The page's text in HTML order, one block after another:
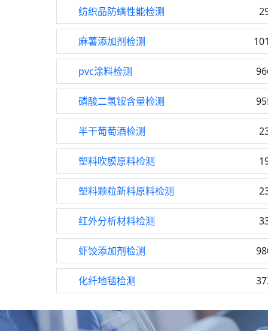
纺织品防螨性能检测
麻薯添加剂检测
pvc涂料检测
磷酸二氢铵含量检测
半干葡萄酒检测
塑料吹膜原料检测
塑料颗粒新料原料检测
红外分析材料检测
虾饺添加剂检测
化纤地毯检测